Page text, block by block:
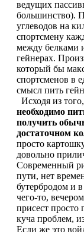
Адаптогены и
Магний + В6
Волосы и кожа
Здоровая печень
Здоровье костей
Зрение
Иммунитет
Коэнзим Q10
Лецитин
ведущих
большинство).
углеводов на
спортсмену
между белками
гейнерах.
который бы
спортсменов в
смысл пить
Исходя из
необходимо
получить
достаточном
просто
довольно
Современный
пути, нет
бутербродом и
чего-то,
присест
куча проблем,
Если же это